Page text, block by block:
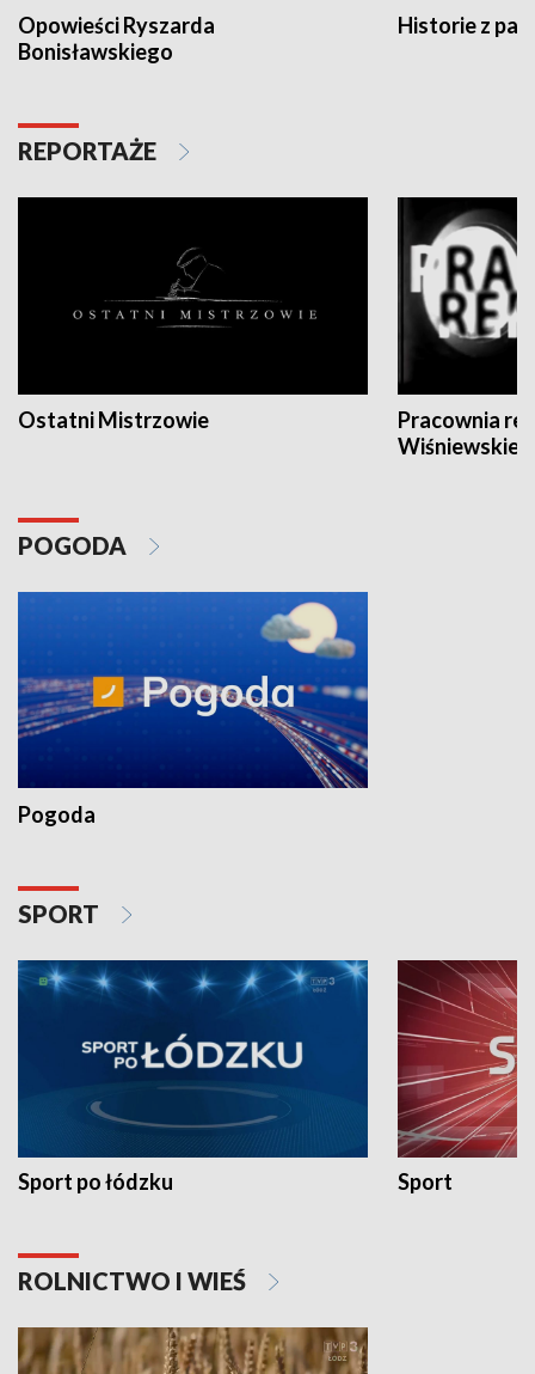
Opowieści Ryszarda
Bonisławskiego
Historie z
REPORTAŻE
Ostatni Mistrzowie
Pracownia
POGODA
Pogoda
SPORT
Sport po łódzku Sport
ROLNICTWO I WIEŚ